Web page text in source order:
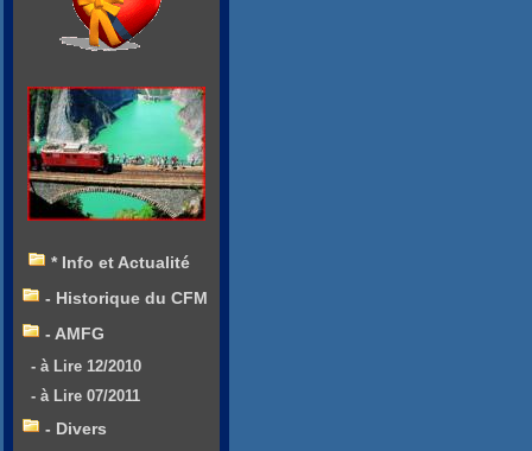
* Info et Actualité
- Historique du CFM
- AMFG
- à Lire 12/2010
- à Lire 07/2011
- Divers